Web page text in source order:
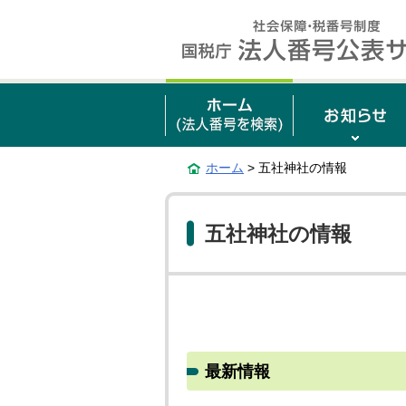
ホーム > 五社神社の情報
五社神社の情報
最新情報